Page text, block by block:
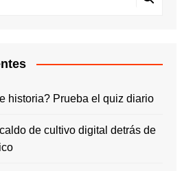
historia? Prueba el quiz diario
de cultivo digital detrás de